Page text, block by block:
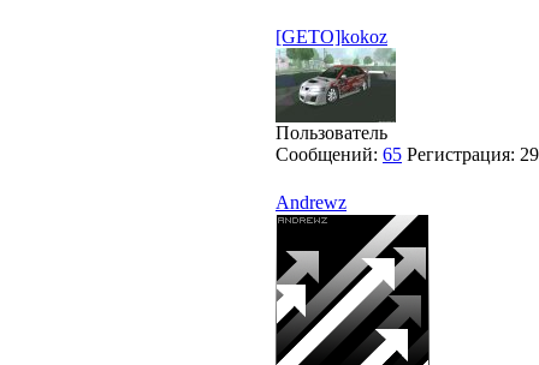
[GETO]kokoz
Пользователь
Сообщений: 65 Регистрация:
Andrewz